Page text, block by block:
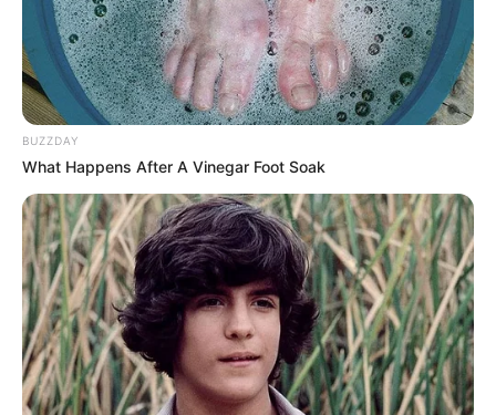
BUZZDAY
What Happens After A Vinegar Foot Soak